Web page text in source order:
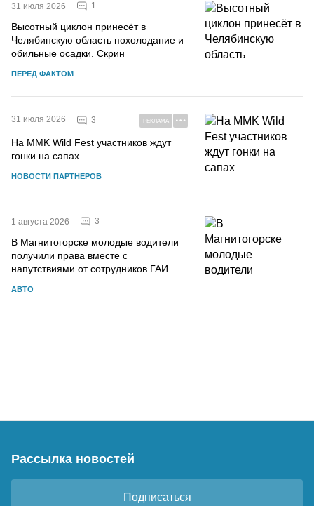
31 июля 2026 1
Высотный циклон принесёт в
Челябинскую область похолодание и
обильные осадки. Скрин
ПЕРЕД ФАКТОМ
31 июля 2026 3 РЕКЛАМА
На MMK Wild Fest участников ждут
гонки на сапах
НОВОСТИ ПАРТНЕРОВ
1 августа 2026 3
В Магнитогорске молодые водители
получили права вместе с
напутствиями от сотрудников ГАИ
АВТО
Рассылка новостей
Подписаться